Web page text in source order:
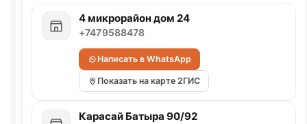
4 микрорайон дом 24
+7479588478
Написать в WhatsApp
Показать на карте 2ГИС
Карасай Батыра 90/92